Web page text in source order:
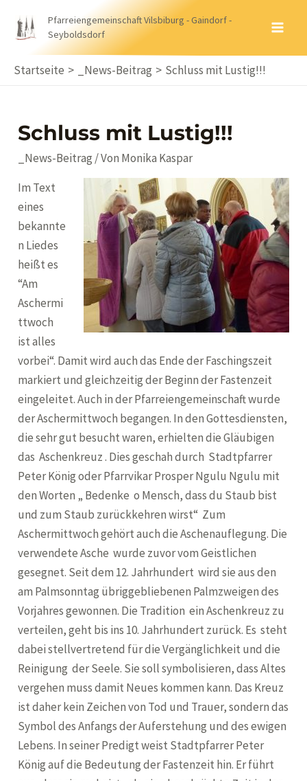
Inhalt
Pfarreiengemeinschaft Vilsbiburg - Gaindorf -
Seyboldsdorf
Startseite _News-Beitrag Schluss mit Lustig!!!
Schluss mit Lustig!!!
_News-Beitrag / Von Monika Kaspar
Im Text
eines
bekannte
n Liedes
heißt es
“Am
Aschermi
ttwoch
ist alles
vorbei“. Damit wird auch das Ende der Faschingszeit
markiert und gleichzeitig der Beginn der Fastenzeit
eingeleitet. Auch in der Pfarreiengemeinschaft wurde
der Aschermittwoch begangen. In den Gottesdiensten,
die sehr gut besucht waren, erhielten die Gläubigen
das Aschenkreuz . Dies geschah durch Stadtpfarrer
Peter König oder Pfarrvikar Prosper Ngulu Ngulu mit
den Worten „ Bedenke o Mensch, dass du Staub bist
und zum Staub zurückkehren wirst“ Zum
Aschermittwoch gehört auch die Aschenauflegung. Die
verwendete Asche wurde zuvor vom Geistlichen
gesegnet. Seit dem 12. Jahrhundert wird sie aus den
am Palmsonntag übriggebliebenen Palmzweigen des
Vorjahres gewonnen. Die Tradition ein Aschenkreuz zu
verteilen, geht bis ins 10. Jahrhundert zurück. Es steht
dabei stellvertretend für die Vergänglichkeit und die
Reinigung der Seele. Sie soll symbolisieren, dass Altes
vergehen muss damit Neues kommen kann. Das Kreuz
ist daher kein Zeichen von Tod und Trauer, sondern das
Symbol des Anfangs der Auferstehung und des ewigen
Lebens. In seiner Predigt weist Stadtpfarrer Peter
König auf die Bedeutung der Fastenzeit hin. Er führt